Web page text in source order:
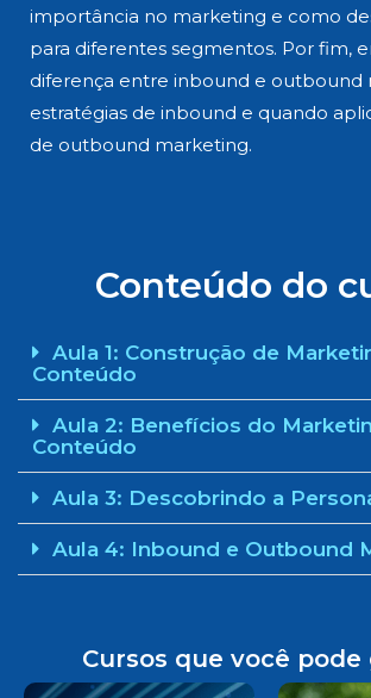
importância no marketing e como
para diferentes segmentos. Por fim,
diferença entre inbound e outbound
estratégias de inbound e quando
de outbound marketing.
Conteúdo do
Aula 1: Construção de
Conteúdo
Aula 2: Benefícios do
Conteúdo
Aula 3: Descobrindo a
Aula 4: Inbound e Outbound
Cursos que você